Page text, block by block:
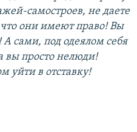
самостроев, не даете
они имеют право! Вы
А сами, под одеялом себя
просто нелюди!
уйти в отставку!